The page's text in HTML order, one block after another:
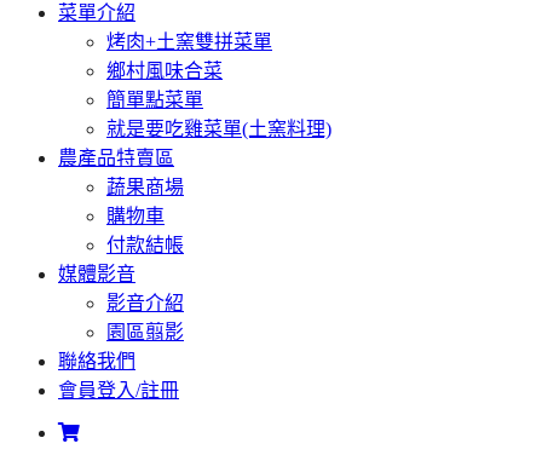
菜單介紹
烤肉+土窯雙拼菜單
鄉村風味合菜
簡單點菜單
就是要吃雞菜單(土窯料理)
農產品特賣區
蔬果商場
購物車
付款結帳
媒體影音
影音介紹
園區翦影
聯絡我們
會員登入/註冊